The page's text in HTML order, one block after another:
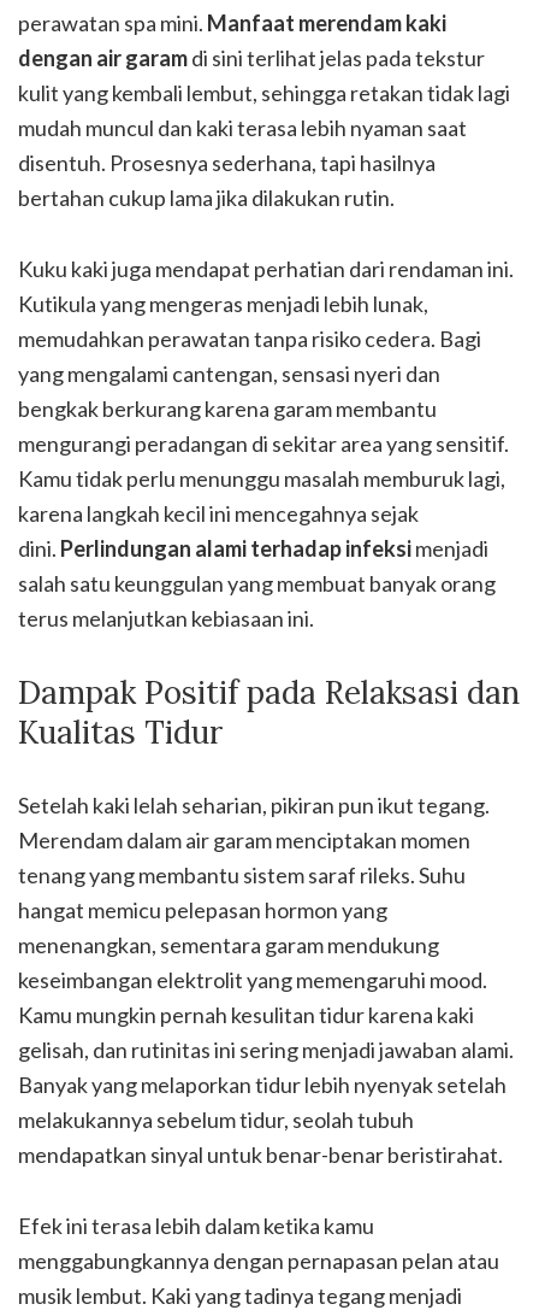
perawatan spa mini. Manfaat merendam kaki
dengan air garamdi sini terlihat jelas pada tekstur
kulit yang kembali lembut, sehingga retakan tidak lagi
mudah muncul dan kaki terasa lebih nyaman saat
disentuh. Prosesnya sederhana, tapi hasilnya
bertahan cukup lama jika dilakukan rutin.
Kuku kaki juga mendapat perhatian dari rendaman ini.
Kutikula yang mengeras menjadi lebih lunak,
memudahkan perawatan tanpa risiko cedera. Bagi
yang mengalami cantengan, sensasi nyeri dan
bengkak berkurang karena garam membantu
mengurangi peradangan di sekitar area yang sensitif.
Kamu tidak perlu menunggu masalah memburuk lagi,
karena langkah kecil ini mencegahnya sejak
dini. Perlindungan alami terhadap infeksimenjadi
salah satu keunggulan yang membuat banyak orang
terus melanjutkan kebiasaan ini.
Dampak Positif pada Relaksasi dan
Kualitas Tidur
Setelah kaki lelah seharian, pikiran pun ikut tegang.
Merendam dalam air garam menciptakan momen
tenang yang membantu sistem saraf rileks. Suhu
hangat memicu pelepasan hormon yang
menenangkan, sementara garam mendukung
keseimbangan elektrolit yang memengaruhi mood.
Kamu mungkin pernah kesulitan tidur karena kaki
gelisah, dan rutinitas ini sering menjadi jawaban alami.
Banyak yang melaporkan tidur lebih nyenyak setelah
melakukannya sebelum tidur, seolah tubuh
mendapatkan sinyal untuk benar-benar beristirahat.
Efek ini terasa lebih dalam ketika kamu
menggabungkannya dengan pernapasan pelan atau
musik lembut. Kaki yang tadinya tegang menjadi